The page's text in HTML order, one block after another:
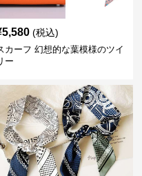
5,580 (税込)
カーフ 幻想的な葉模様のツイ
ー